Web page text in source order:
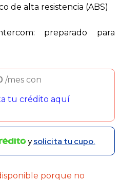
de alta resistencia (ABS)
preparado para
/mes con
tu crédito aquí
ysolicita tu cupo.
porque no